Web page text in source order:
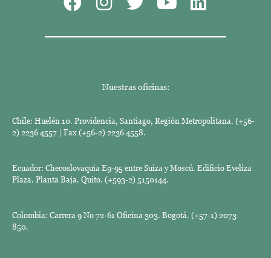
Nuestras oficinas:
Chile: Huelén 10. Providencia, Santiago, Región Metropolitana. (+56-
2) 2236 4557 | Fax (+56-2) 2236 4558.
Ecuador: Checoslovaquia E9-95 entre Suiza y Moscú. Edificio Eveliza
Plaza. Planta Baja. Quito. (+593-2) 5150144.
Colombia: Carrera 9 No 72-61 Oficina 303. Bogotá. (+57-1) 2073
850.